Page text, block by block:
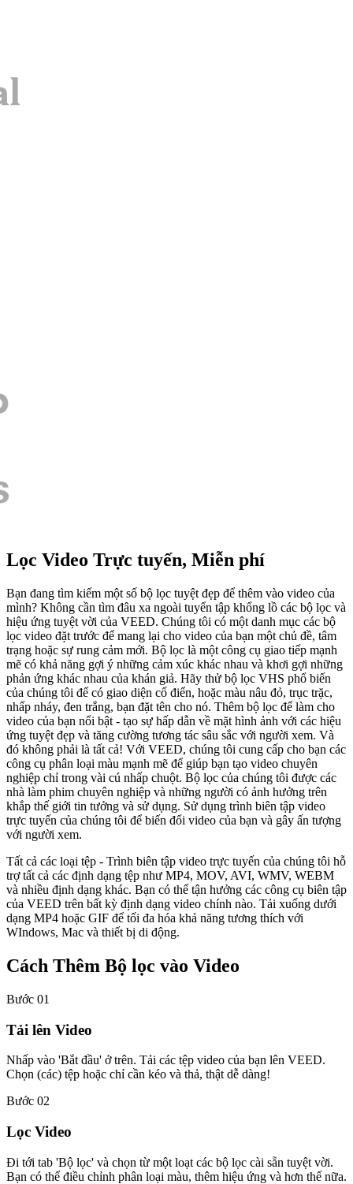
Lọc Video Trực tuyến, Miễn phí
Bạn đang tìm kiếm một số bộ lọc tuyệt đẹp để thêm vào video của
mình? Không cần tìm đâu xa ngoài tuyển tập khổng lồ các bộ lọc và
hiệu ứng tuyệt vời của VEED. Chúng tôi có một danh mục các bộ
lọc video đặt trước để mang lại cho video của bạn một chủ đề, tâm
trạng hoặc sự rung cảm mới. Bộ lọc là một công cụ giao tiếp mạnh
mẽ có khả năng gợi ý những cảm xúc khác nhau và khơi gợi những
phản ứng khác nhau của khán giả. Hãy thử bộ lọc VHS phổ biến
của chúng tôi để có giao diện cổ điển, hoặc màu nâu đỏ, trục trặc,
nhấp nháy, đen trắng, bạn đặt tên cho nó. Thêm bộ lọc để làm cho
video của bạn nổi bật - tạo sự hấp dẫn về mặt hình ảnh với các hiệu
ứng tuyệt đẹp và tăng cường tương tác sâu sắc với người xem. Và
đó không phải là tất cả! Với VEED, chúng tôi cung cấp cho bạn các
công cụ phân loại màu mạnh mẽ để giúp bạn tạo video chuyên
nghiệp chỉ trong vài cú nhấp chuột. Bộ lọc của chúng tôi được các
nhà làm phim chuyên nghiệp và những người có ảnh hưởng trên
khắp thế giới tin tưởng và sử dụng. Sử dụng trình biên tập video
trực tuyến của chúng tôi để biến đổi video của bạn và gây ấn tượng
với người xem.
Tất cả các loại tệp - Trình biên tập video trực tuyến của chúng tôi hỗ
trợ tất cả các định dạng tệp như MP4, MOV, AVI, WMV, WEBM
và nhiều định dạng khác. Bạn có thể tận hưởng các công cụ biên tập
của VEED trên bất kỳ định dạng video chính nào. Tải xuống dưới
dạng MP4 hoặc GIF để tối đa hóa khả năng tương thích với
WIndows, Mac và thiết bị di động.
Cách Thêm Bộ lọc vào Video
Bước 01
Tải lên Video
Nhấp vào 'Bắt ​​đầu' ở trên. Tải các tệp video của bạn lên VEED.
Chọn (các) tệp hoặc chỉ cần kéo và thả, thật dễ dàng!
Bước 02
Lọc Video
Đi tới tab 'Bộ lọc' và chọn từ một loạt các bộ lọc cài sẵn tuyệt vời.
Bạn có thể điều chỉnh phân loại màu, thêm hiệu ứng và hơn thế nữa.